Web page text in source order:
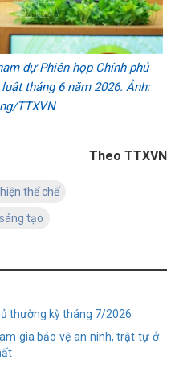
dự Phiên họp Chính phủ
tháng 6 năm 2026. Ảnh:
TTXVN
Theo TTXVN
thể chế
tạo
thường kỳ tháng 7/2026
gia bảo vệ an ninh, trật tự ở